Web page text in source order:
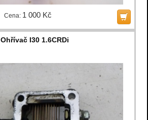
Cena: 1 000 Kč
Ohřívač I30 1.6CRDi